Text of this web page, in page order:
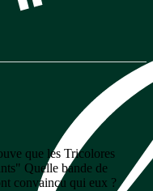
que les Tricolores
Quelle bande de
convaincu qui eux ?